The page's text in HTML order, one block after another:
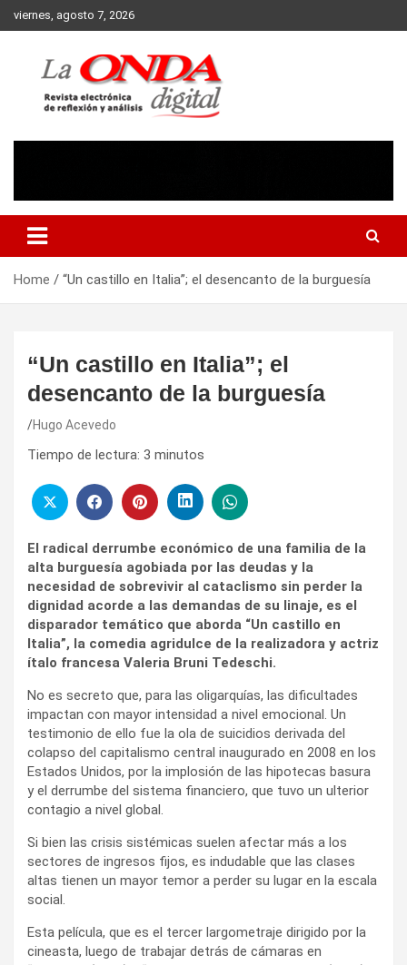
Skip
to
viernes, agosto 7, 2026
Home “Un castillo en Italia”; el desencanto de la burguesía
“Un castillo en Italia”; el
desencanto de la burguesía
Hugo Acevedo
Tiempo de lectura: 3 minutos
El radical derrumbe económico de una familia de la
alta burguesía agobiada por las deudas y la
necesidad de sobrevivir al cataclismo sin perder la
dignidad acorde a las demandas de su linaje, es el
disparador temático que aborda “Un castillo en
Italia”, la comedia agridulce de la realizadora y actriz
ítalo francesa Valeria Bruni Tedeschi.
No es secreto que, para las oligarquías, las dificultades
impactan con mayor intensidad a nivel emocional. Un
testimonio de ello fue la ola de suicidios derivada del
colapso del capitalismo central inaugurado en 2008 en los
Estados Unidos, por la implosión de las hipotecas basura
y el derrumbe del sistema financiero, que tuvo un ulterior
contagio a nivel global.
Si bien las crisis sistémicas suelen afectar más a los
sectores de ingresos fijos, es indudable que las clases
altas tienen un mayor temor a perder su lugar en la escala
social.
Esta película, que es el tercer largometraje dirigido por la
cineasta, luego de trabajar detrás de cámaras en